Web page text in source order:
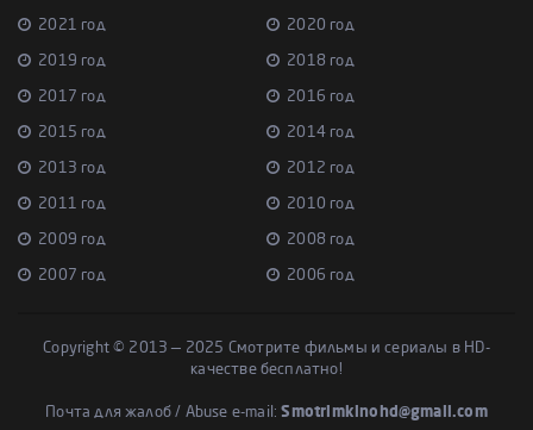
2021 год 2020 год
2019 год 2018 год
2017 год 2016 год
2015 год 2014 год
2013 год 2012 год
2011 год 2010 год
2009 год 2008 год
2007 год 2006 год
Copyright © 2013 — 2025 Смотрите фильмы и сериалы в HD-
качестве бесплатно!
Почта для жалоб / Abuse e-mail:Smotrimkinohd@gmail.com